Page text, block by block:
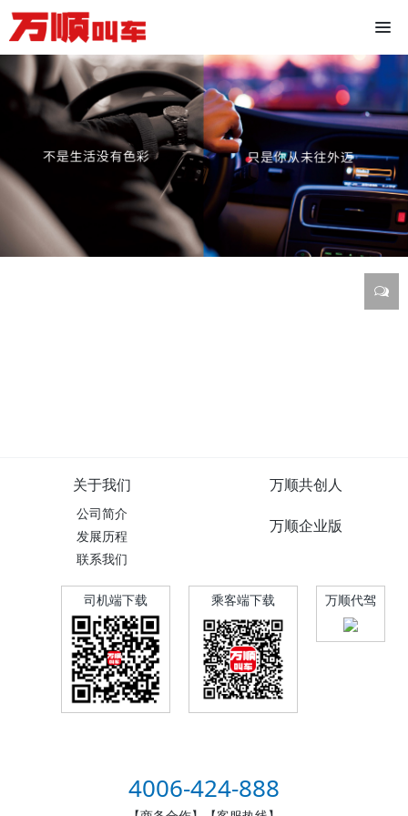
关于我们
公司简介
发展历程
联系我们
万顺共创人
万顺企业版
司机端下载 乘客端下载 万顺代驾
4006-424-888